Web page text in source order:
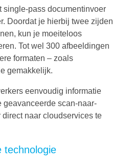
single-pass documentinvoer
Doordat je hierbij twee zijden
kun je moeiteloos
Tot wel 300 afbeeldingen
formaten – zoals
gemakkelijk.
eenvoudig informatie
geavanceerde scan-naar-
naar cloudservices te
technologie